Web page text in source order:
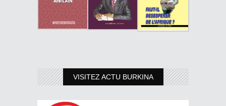
VISITEZ ACTU BURKINA